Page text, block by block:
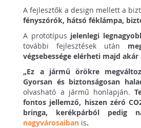
A fejlesztők a design mellett a
fényszórók, hátsó féklámpa,
A prototípus jelenlegi
további fejlesztések után
végsebessége elérheti majd akár
„Ez a jármű örökre
Gyorsan és biztonságosan
olvasható a jármű honlapján.
fontos jellemző, hiszen zéró
bringa, kerékpárból pedig
nagyvárosaiban is.